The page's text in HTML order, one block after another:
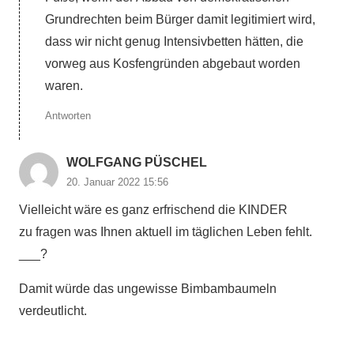
Grundrechten beim Bürger damit legitimiert wird,
dass wir nicht genug Intensivbetten hätten, die
vorweg aus Kosfengründen abgebaut worden
waren.
Antworten
WOLFGANG PÜSCHEL
20. Januar 2022 15:56
Vielleicht wäre es ganz erfrischend die KINDER
zu fragen was Ihnen aktuell im täglichen Leben fehlt.
___?
Damit würde das ungewisse Bimbambaumeln
verdeutlicht.